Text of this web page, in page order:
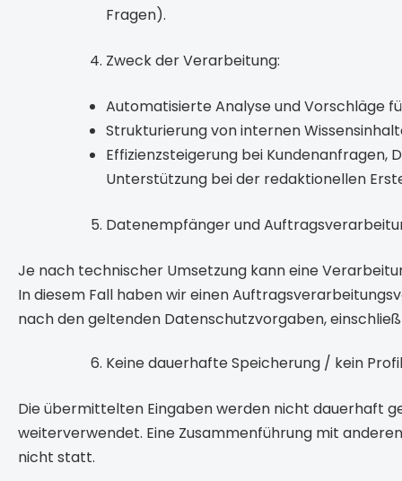
Fragen).
Zweck der Verarbeitung:
Automatisierte Analyse und Vorschläge
Strukturierung von internen
Effizienzsteigerung bei Kundenanfragen,
Unterstützung bei der redaktionellen
Datenempfänger und
Je nach technischer Umsetzung kann eine
In diesem Fall haben wir einen
nach den geltenden Datenschutzvorgaben,
Keine dauerhafte Speicherung / kein
Die übermittelten Eingaben werden nicht dauerhaft
weiterverwendet. Eine Zusammenführung mit
nicht statt.